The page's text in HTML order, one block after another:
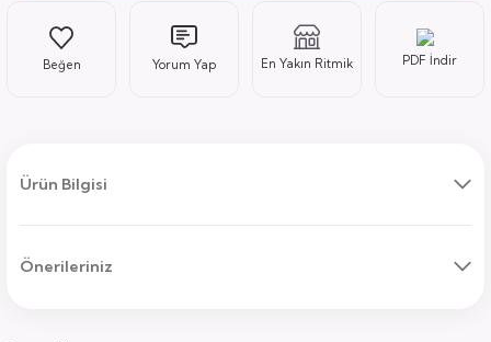
Yorum Yap En Yakın Ritmik PDF İndir
Ürün Bilgisi
Önerileriniz